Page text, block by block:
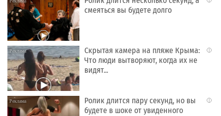
смеяться вы будете долго
i
Скрытая камера на пляже Крыма:
Что люди вытворяют, когда их не
видят...
i
Ролик длится пару секунд, но вы
будете в шоке от увиденного